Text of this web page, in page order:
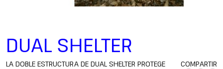
DUAL SHELTER
LA DOBLE ESTRUCTURA DE DUAL SHELTER PROTEGE
COMPARTIR